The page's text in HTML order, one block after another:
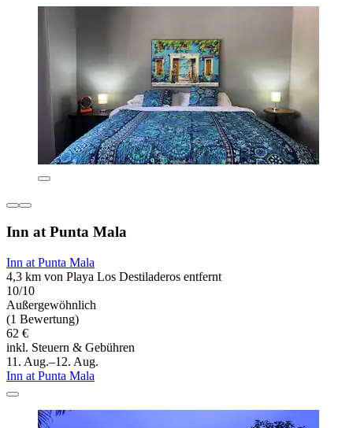
Inn at Punta Mala
Inn at Punta Mala
4,3 km von Playa Los Destiladeros entfernt
10/10
Außergewöhnlich
(1 Bewertung)
62 €
inkl. Steuern & Gebühren
11. Aug.–12. Aug.
Inn at Punta Mala